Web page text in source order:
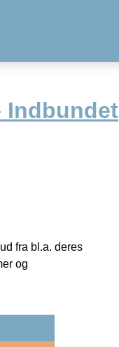
Indbundet
fra bl.a. deres
og